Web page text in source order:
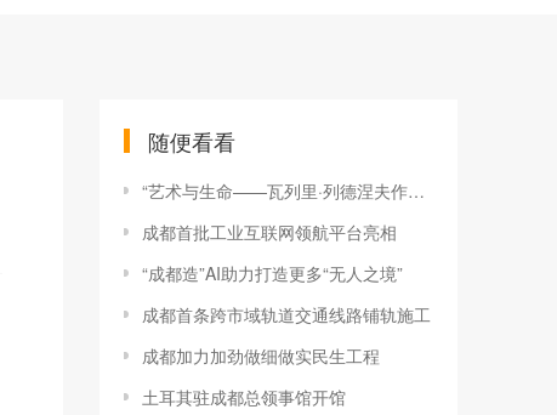
随便看看
“艺术与生命——瓦列里·列德涅夫作品展”在蓉开幕
成都首批工业互联网领航平台亮相
“成都造”AI助力打造更多“无人之境”
成都首条跨市域轨道交通线路铺轨施工
成都加力加劲做细做实民生工程
土耳其驻成都总领事馆开馆